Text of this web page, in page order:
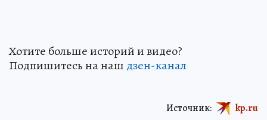
Хотите больше историй и видео?
Подпишитесь на наш дзен-канал
Источник: kp.ru